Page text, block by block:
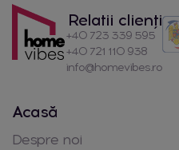
Relatii clienți
+40 723 339 595
+40 721 110 938
info@homevibes.ro
Acasă
Despre noi